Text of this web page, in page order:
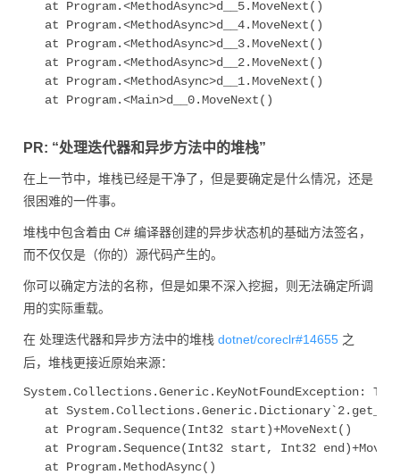
   at Program.<MethodAsync>d__5.MoveNext()
   at Program.<MethodAsync>d__4.MoveNext()
   at Program.<MethodAsync>d__3.MoveNext()
   at Program.<MethodAsync>d__2.MoveNext()
   at Program.<MethodAsync>d__1.MoveNext()
   at Program.<Main>d__0.MoveNext()
PR: “处理迭代器和异步方法中的堆栈”
在上一节中，堆栈已经是干净了，但是要确定是什么情况，还是
很困难的一件事。
堆栈中包含着由 C# 编译器创建的异步状态机的基础方法签名，
而不仅仅是（你的）源代码产生的。
你可以确定方法的名称，但是如果不深入挖掘，则无法确定所调
用的实际重载。
在 处理迭代器和异步方法中的堆栈 dotnet/coreclr#14655 之
后，堆栈更接近原始来源：
System.Collections.Generic.KeyNotFoundException:
at
   at Program.Sequence(Int32 start)+MoveNext()
at Program.Sequence(Int32 start, Int32
   at Program.MethodAsync()